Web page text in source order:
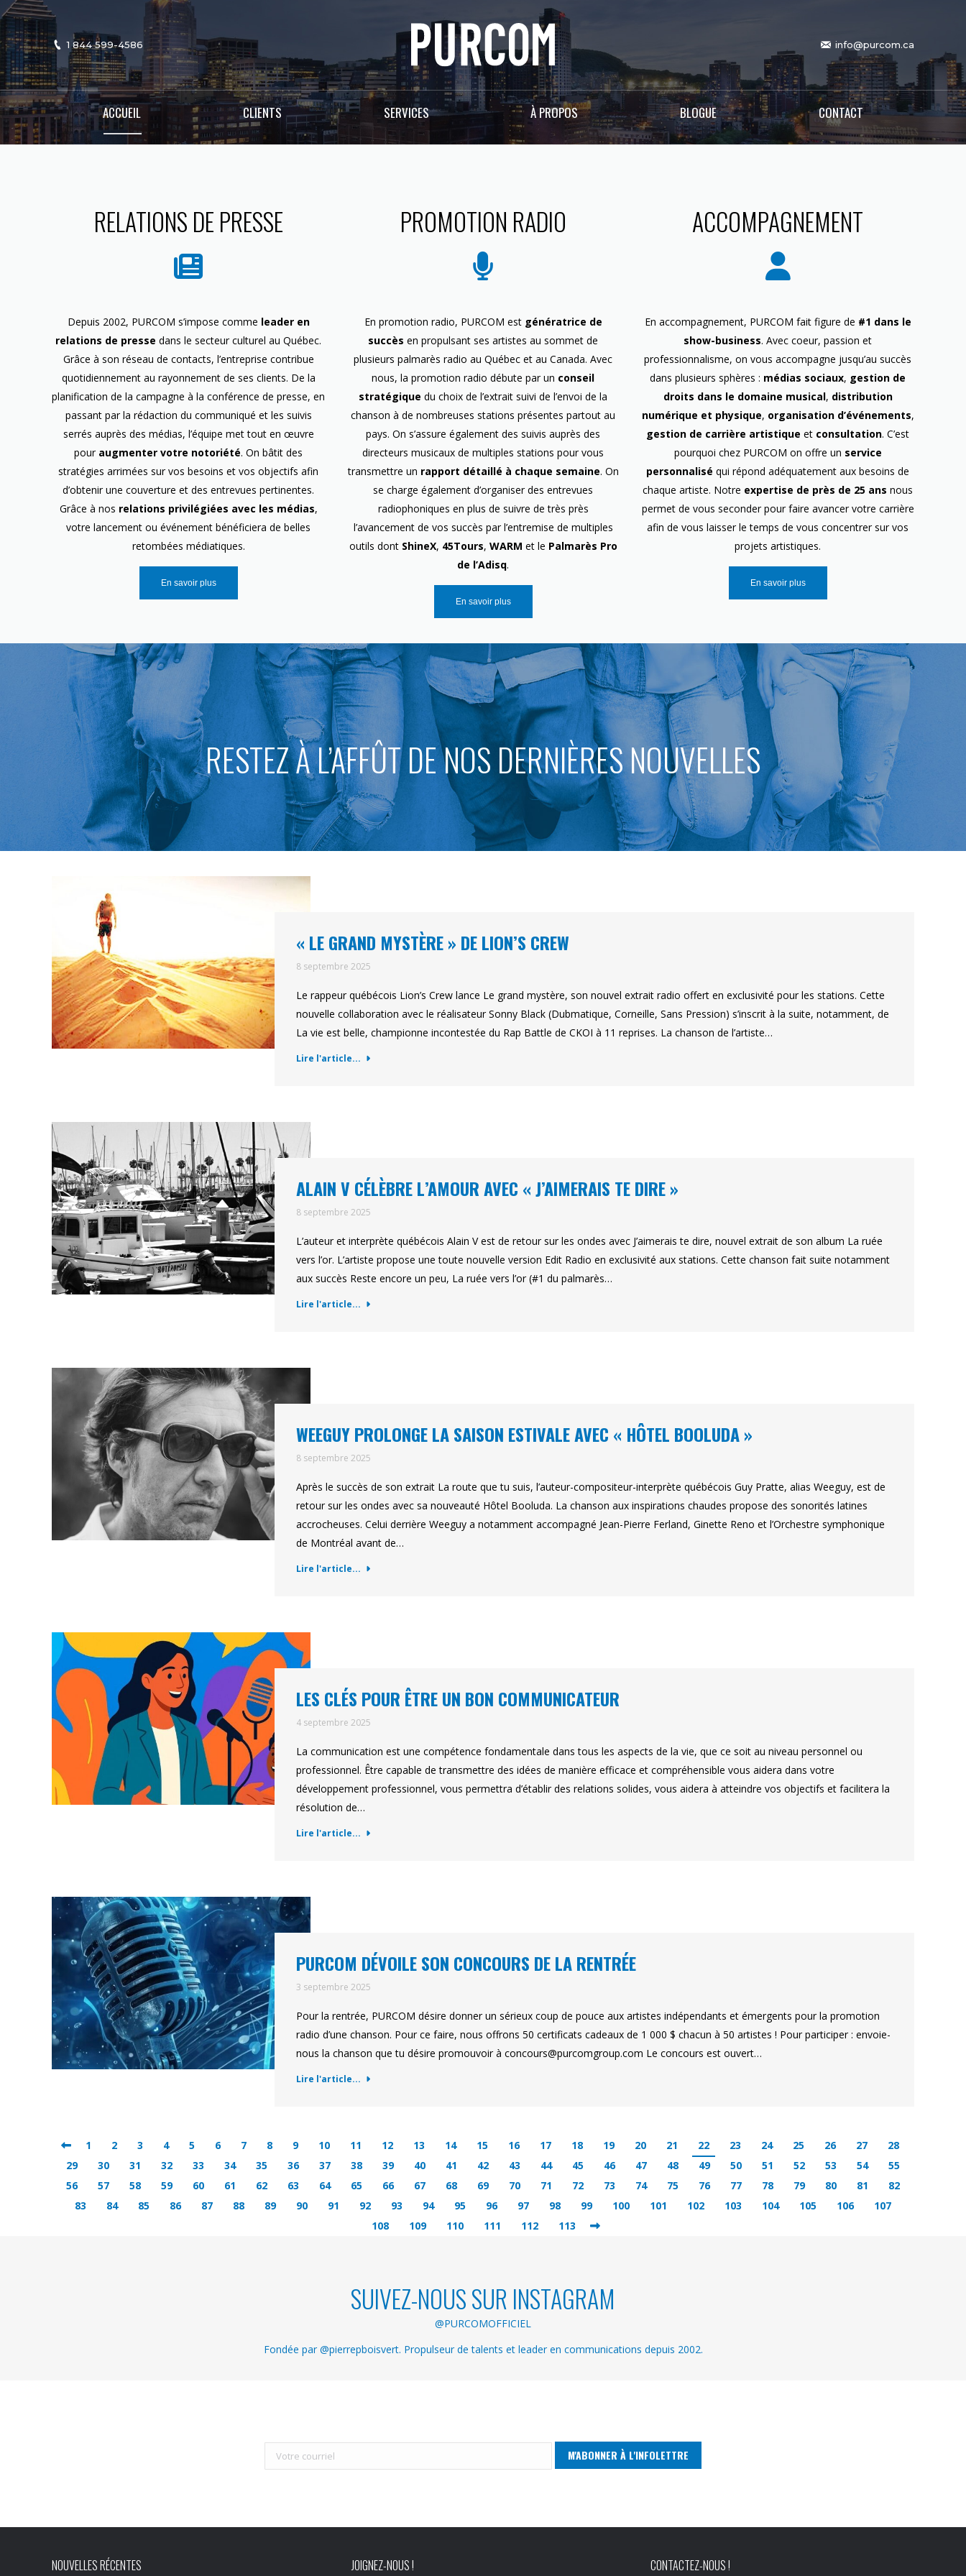
1 844 599-4586 info@purcom.ca
ACCUEIL CLIENTS SERVICES À PROPOS BLOGUE CONTACT
RELATIONS DE PRESSE
Depuis 2002, PURCOM s’impose comme leader en
relations de presse dans le secteur culturel au Québec.
Grâce à son réseau de contacts, l’entreprise contribue
quotidiennement au rayonnement de ses clients. De la
planification de la campagne à la conférence de presse, en
passant par la rédaction du communiqué et les suivis
serrés auprès des médias, l’équipe met tout en œuvre
pour augmenter votre notoriété. On bâtit des
stratégies arrimées sur vos besoins et vos objectifs afin
d’obtenir une couverture et des entrevues pertinentes.
Grâce à nos relations privilégiées avec les médias,
votre lancement ou événement bénéficiera de belles
retombées médiatiques.
En savoir plus
PROMOTION RADIO
En promotion radio, PURCOM est génératrice de
succès en propulsant ses artistes au sommet de
plusieurs palmarès radio au Québec et au Canada. Avec
nous, la promotion radio débute par un conseil
stratégique du choix de l’extrait suivi de l’envoi de la
chanson à de nombreuses stations présentes partout au
pays. On s’assure également des suivis auprès des
directeurs musicaux de multiples stations pour vous
transmettre un rapport détaillé à chaque semaine. On
se charge également d’organiser des entrevues
radiophoniques en plus de suivre de très près
l’avancement de vos succès par l’entremise de multiples
outils dont ShineX, 45Tours, WARM et le Palmarès Pro
de l’Adisq.
En savoir plus
ACCOMPAGNEMENT
En accompagnement, PURCOM fait figure de #1 dans le
show-business. Avec coeur, passion et
professionnalisme, on vous accompagne jusqu’au succès
dans plusieurs sphères : médias sociaux, gestion de
droits dans le domaine musical, distribution
numérique et physique, organisation d’événements,
gestion de carrière artistique et consultation. C’est
pourquoi chez PURCOM on offre un service
personnalisé qui répond adéquatement aux besoins de
chaque artiste. Notre expertise de près de 25 ans nous
permet de vous seconder pour faire avancer votre carrière
afin de vous laisser le temps de vous concentrer sur vos
projets artistiques.
En savoir plus
RESTEZ À L’AFFÛT DE NOS DERNIÈRES NOUVELLES
« LE GRAND MYSTÈRE » DE LION’S CREW
8 septembre 2025
Le rappeur québécois Lion’s Crew lance Le grand mystère, son nouvel extrait radio offert en exclusivité pour les stations. Cette
nouvelle collaboration avec le réalisateur Sonny Black (Dubmatique, Corneille, Sans Pression) s’inscrit à la suite, notamment, de
La vie est belle, championne incontestée du Rap Battle de CKOI à 11 reprises. La chanson de l’artiste…
Lire l'article...
ALAIN V CÉLÈBRE L’AMOUR AVEC « J’AIMERAIS TE DIRE »
8 septembre 2025
L’auteur et interprète québécois Alain V est de retour sur les ondes avec J’aimerais te dire, nouvel extrait de son album La ruée
vers l’or. L’artiste propose une toute nouvelle version Edit Radio en exclusivité aux stations. Cette chanson fait suite notamment
aux succès Reste encore un peu, La ruée vers l’or (#1 du palmarès…
Lire l'article...
WEEGUY PROLONGE LA SAISON ESTIVALE AVEC « HÔTEL BOOLUDA »
8 septembre 2025
Après le succès de son extrait La route que tu suis, l’auteur-compositeur-interprète québécois Guy Pratte, alias Weeguy, est de
retour sur les ondes avec sa nouveauté Hôtel Booluda. La chanson aux inspirations chaudes propose des sonorités latines
accrocheuses. Celui derrière Weeguy a notamment accompagné Jean-Pierre Ferland, Ginette Reno et l’Orchestre symphonique
de Montréal avant de…
Lire l'article...
LES CLÉS POUR ÊTRE UN BON COMMUNICATEUR
4 septembre 2025
La communication est une compétence fondamentale dans tous les aspects de la vie, que ce soit au niveau personnel ou
professionnel. Être capable de transmettre des idées de manière efficace et compréhensible vous aidera dans votre
développement professionnel, vous permettra d’établir des relations solides, vous aidera à atteindre vos objectifs et facilitera la
résolution de…
Lire l'article...
PURCOM DÉVOILE SON CONCOURS DE LA RENTRÉE
3 septembre 2025
Pour la rentrée, PURCOM désire donner un sérieux coup de pouce aux artistes indépendants et émergents pour la promotion
radio d’une chanson. Pour ce faire, nous offrons 50 certificats cadeaux de 1 000 $ chacun à 50 artistes ! Pour participer : envoie-
nous la chanson que tu désire promouvoir à concours@purcomgroup.com Le concours est ouvert…
Lire l'article...
1 2 3 4 5 6 7 8 9 10 11 12 13 14 15 16 17 18 19 20 21 22 23 24 25 26 27
28
29
30 31 32 33 34 35 36 37 38 39 40 41 42 43 44 45 46 47 48 49 50 51 52 53 54
55
56
57 58 59 60 61 62 63 64 65 66 67 68 69 70 71 72 73 74 75 76 77 78 79 80 81
82
83
84 85 86 87 88 89 90 91 92 93 94 95 96 97 98 99 100 101 102 103 104 105 106
107
108
109 110 111 112 113
SUIVEZ-NOUS SUR INSTAGRAM
@PURCOMOFFICIEL
Fondée par @pierrepboisvert. Propulseur de talents et leader en communications depuis 2002.
NOUVELLES RÉCENTES JOIGNEZ-NOUS ! CONTACTEZ-NOUS !